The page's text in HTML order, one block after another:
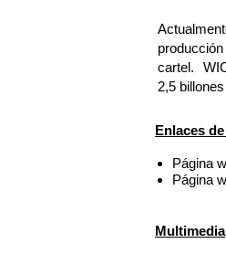
cartel.
2,5
Enlaces
Página
Página
Multimedia